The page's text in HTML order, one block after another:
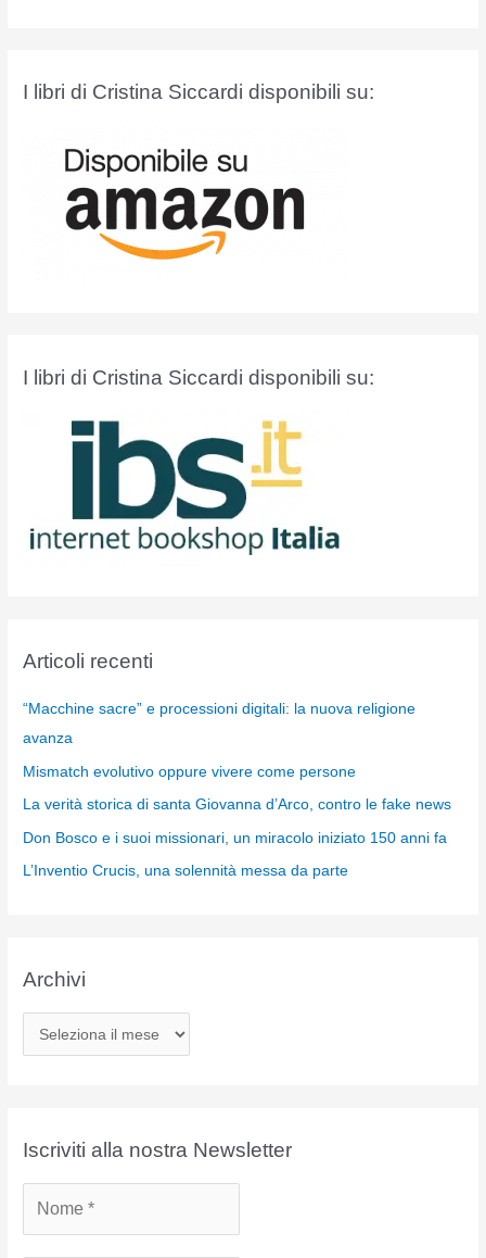
I libri di Cristina Siccardi disponibili su:
I libri di Cristina Siccardi disponibili su:
Articoli recenti
“Macchine sacre” e processioni digitali: la nuova religione
avanza
Mismatch evolutivo oppure vivere come persone
La verità storica di santa Giovanna d’Arco, contro le fake news
Don Bosco e i suoi missionari, un miracolo iniziato 150 anni fa
L’Inventio Crucis, una solennità messa da parte
Archivi
r
iIscriviti alla nostra Newsletter